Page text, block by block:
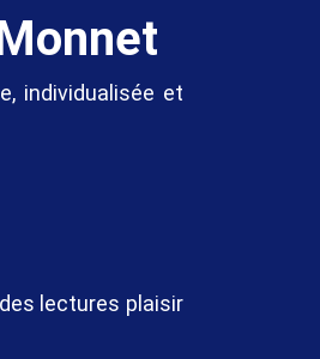
individualisée et
lectures plaisir